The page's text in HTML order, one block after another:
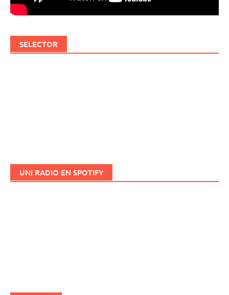
SELECTOR
UNI RADIO EN SPOTIFY